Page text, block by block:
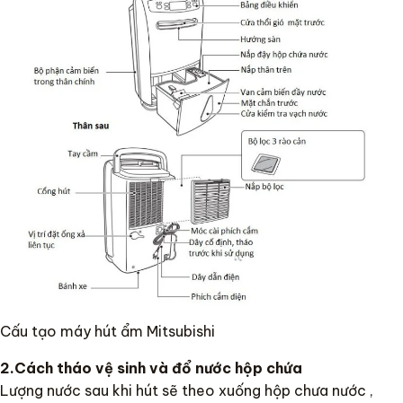
Cấu tạo máy hút ẩm Mitsubishi
2.Cách tháo vệ sinh và đổ nước hộp chứa
Lượng nước sau khi hút sẽ theo xuống hộp chưa nước ,